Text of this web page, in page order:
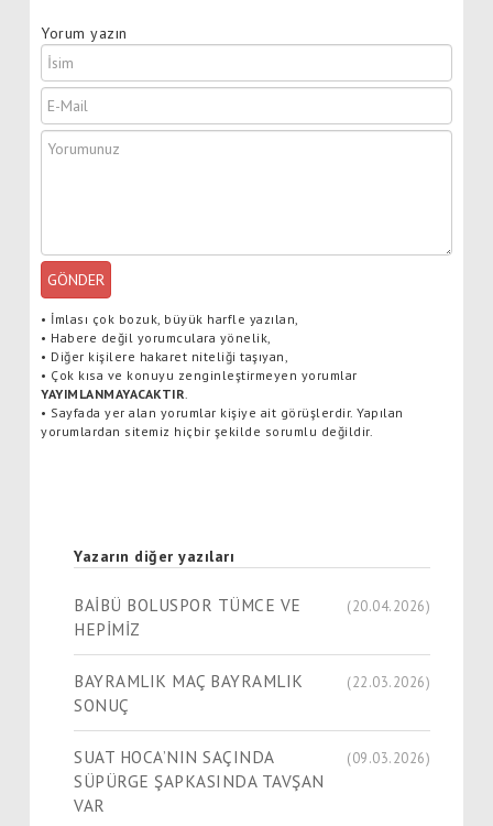
Yorum yazın
GÖNDER
• İmlası çok bozuk, büyük harfle yazılan,
• Habere değil yorumculara yönelik,
• Diğer kişilere hakaret niteliği taşıyan,
• Çok kısa ve konuyu zenginleştirmeyen yorumlar
YAYIMLANMAYACAKTIR
• Sayfada yer alan yorumlar kişiye ait görüşlerdir. Yapılan
yorumlardan sitemiz hiçbir şekilde sorumlu değildir.
Yazarın diğer yazıları
BAİBÜ BOLUSPOR TÜMCE VE
HEPİMİZ
(20.04.2026)
BAYRAMLIK MAÇ BAYRAMLIK
SONUÇ
(22.03.2026)
SUAT HOCA’NIN SAÇINDA
SÜPÜRGE ŞAPKASINDA TAVŞAN
VAR
(09.03.2026)